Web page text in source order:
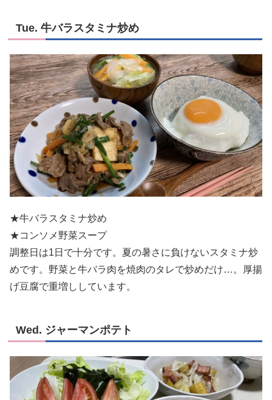
Tue. 牛バラスタミナ炒め
★牛バラスタミナ炒め
★コンソメ野菜スープ
調整日は1日で十分です。夏の暑さに負けないスタミナ炒
めです。野菜と牛バラ肉を焼肉のタレで炒めだけ…。厚揚
げ豆腐で重増ししています。
Wed. ジャーマンポテト